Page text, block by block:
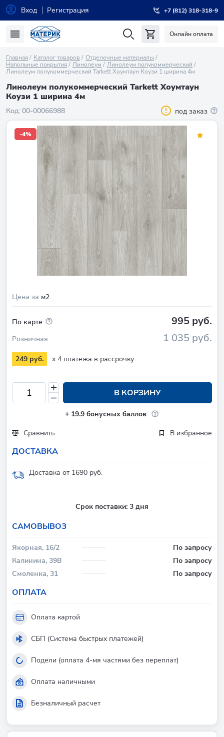
Вход Регистрация +7 (812) 318-318-9
Онлайн оплата
Главная Каталог товаров
Отделочные материалы
Напольные покрытия
Линолеум
Линолеум полукоммерческий
Линолеум полукоммерческий Tarkett Хоумтаун Коузи 1 ширина 4м
Линолеум полукоммерческий Tarkett Хоумтаун
Коузи 1 ширина 4м
Код: 00-00066988 под заказ
Цена за м2
-4%
По карте 995 руб.
Розничная 1 035 руб.
249 руб. x 4 платежа в рассрочку
В КОРЗИНУ
+ 19.9 бонусных баллов
Сравнить
В избранное
ДОСТАВКА
Доставка от 1690 руб.
Срок поставки: 3 дня
CАМОВЫВОЗ
Якорная, 16/2
По запросу
Калинина, 39В
По запросу
Смоленка, 31
По запросу
ОПЛАТА
Оплата картой
СБП (Система быстрых платежей)
Подели (оплата 4-мя частями без переплат)
Оплата наличными
Безналичный расчет